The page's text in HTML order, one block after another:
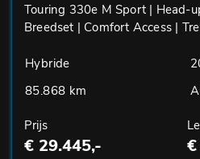
Touring 330e M Sport | Head-
Breedset | Comfort Access |
Hybride
85.868 km
Prijs
€ 29.445,-